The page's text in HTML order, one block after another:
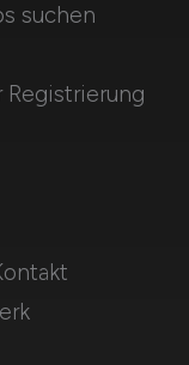
suchen